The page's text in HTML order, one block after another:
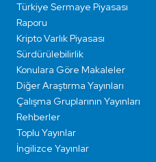
Türkiye Sermaye Piyasası
Raporu
Kripto Varlık Piyasası
Sürdürülebilirlik
Konulara Göre Makaleler
Diğer Araştırma Yayınları
Çalışma Gruplarının Yayınları
Rehberler
Toplu Yayınlar
İngilizce Yayınlar